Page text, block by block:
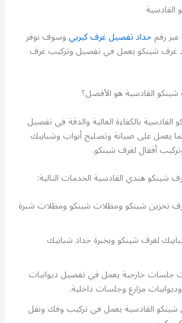
رقمحداد تفصيل غرف كيربيوسوف نوفر
غرف شينكو يعمل في تفصيل وتركيب غرف
القادسية هو الأفضل؟
بالكفاءة العالية والدقة في تفصيل
يعمل على صيانة وتصليح أبواب وشبابيك
أقفال لغرف شينكو.
شينكو هندي القادسية الخدمات التالية:
تخزين شينكو ومظلات شينكو ومظلات شبرة
لغرف شينكو وبخبرة حداد شبابيك
جلسات خارجية يعمل في تفصيل ديوانيات
مزارع وجلسات داخلية.
شينكو القادسية يعمل في تركيب وفك ونقل